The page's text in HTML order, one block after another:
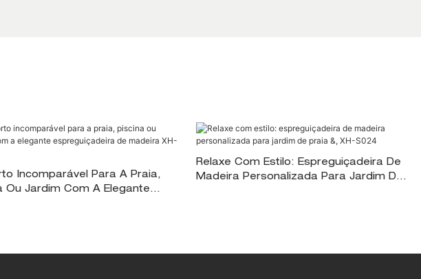
Incomparável Para A Praia,
Ou Jardim Com A Elegante
Relaxe Com Estilo: Espreguiçadeira De
Madeira Personalizada Para Jardim De